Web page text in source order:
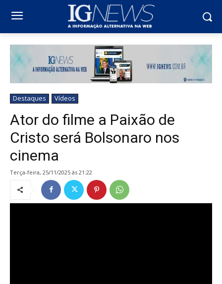
Destaques Vídeos
Ator do filme a Paixão de
Cristo será Bolsonaro nos
cinema
terça-feira, 25/11/2025 ás 21:22